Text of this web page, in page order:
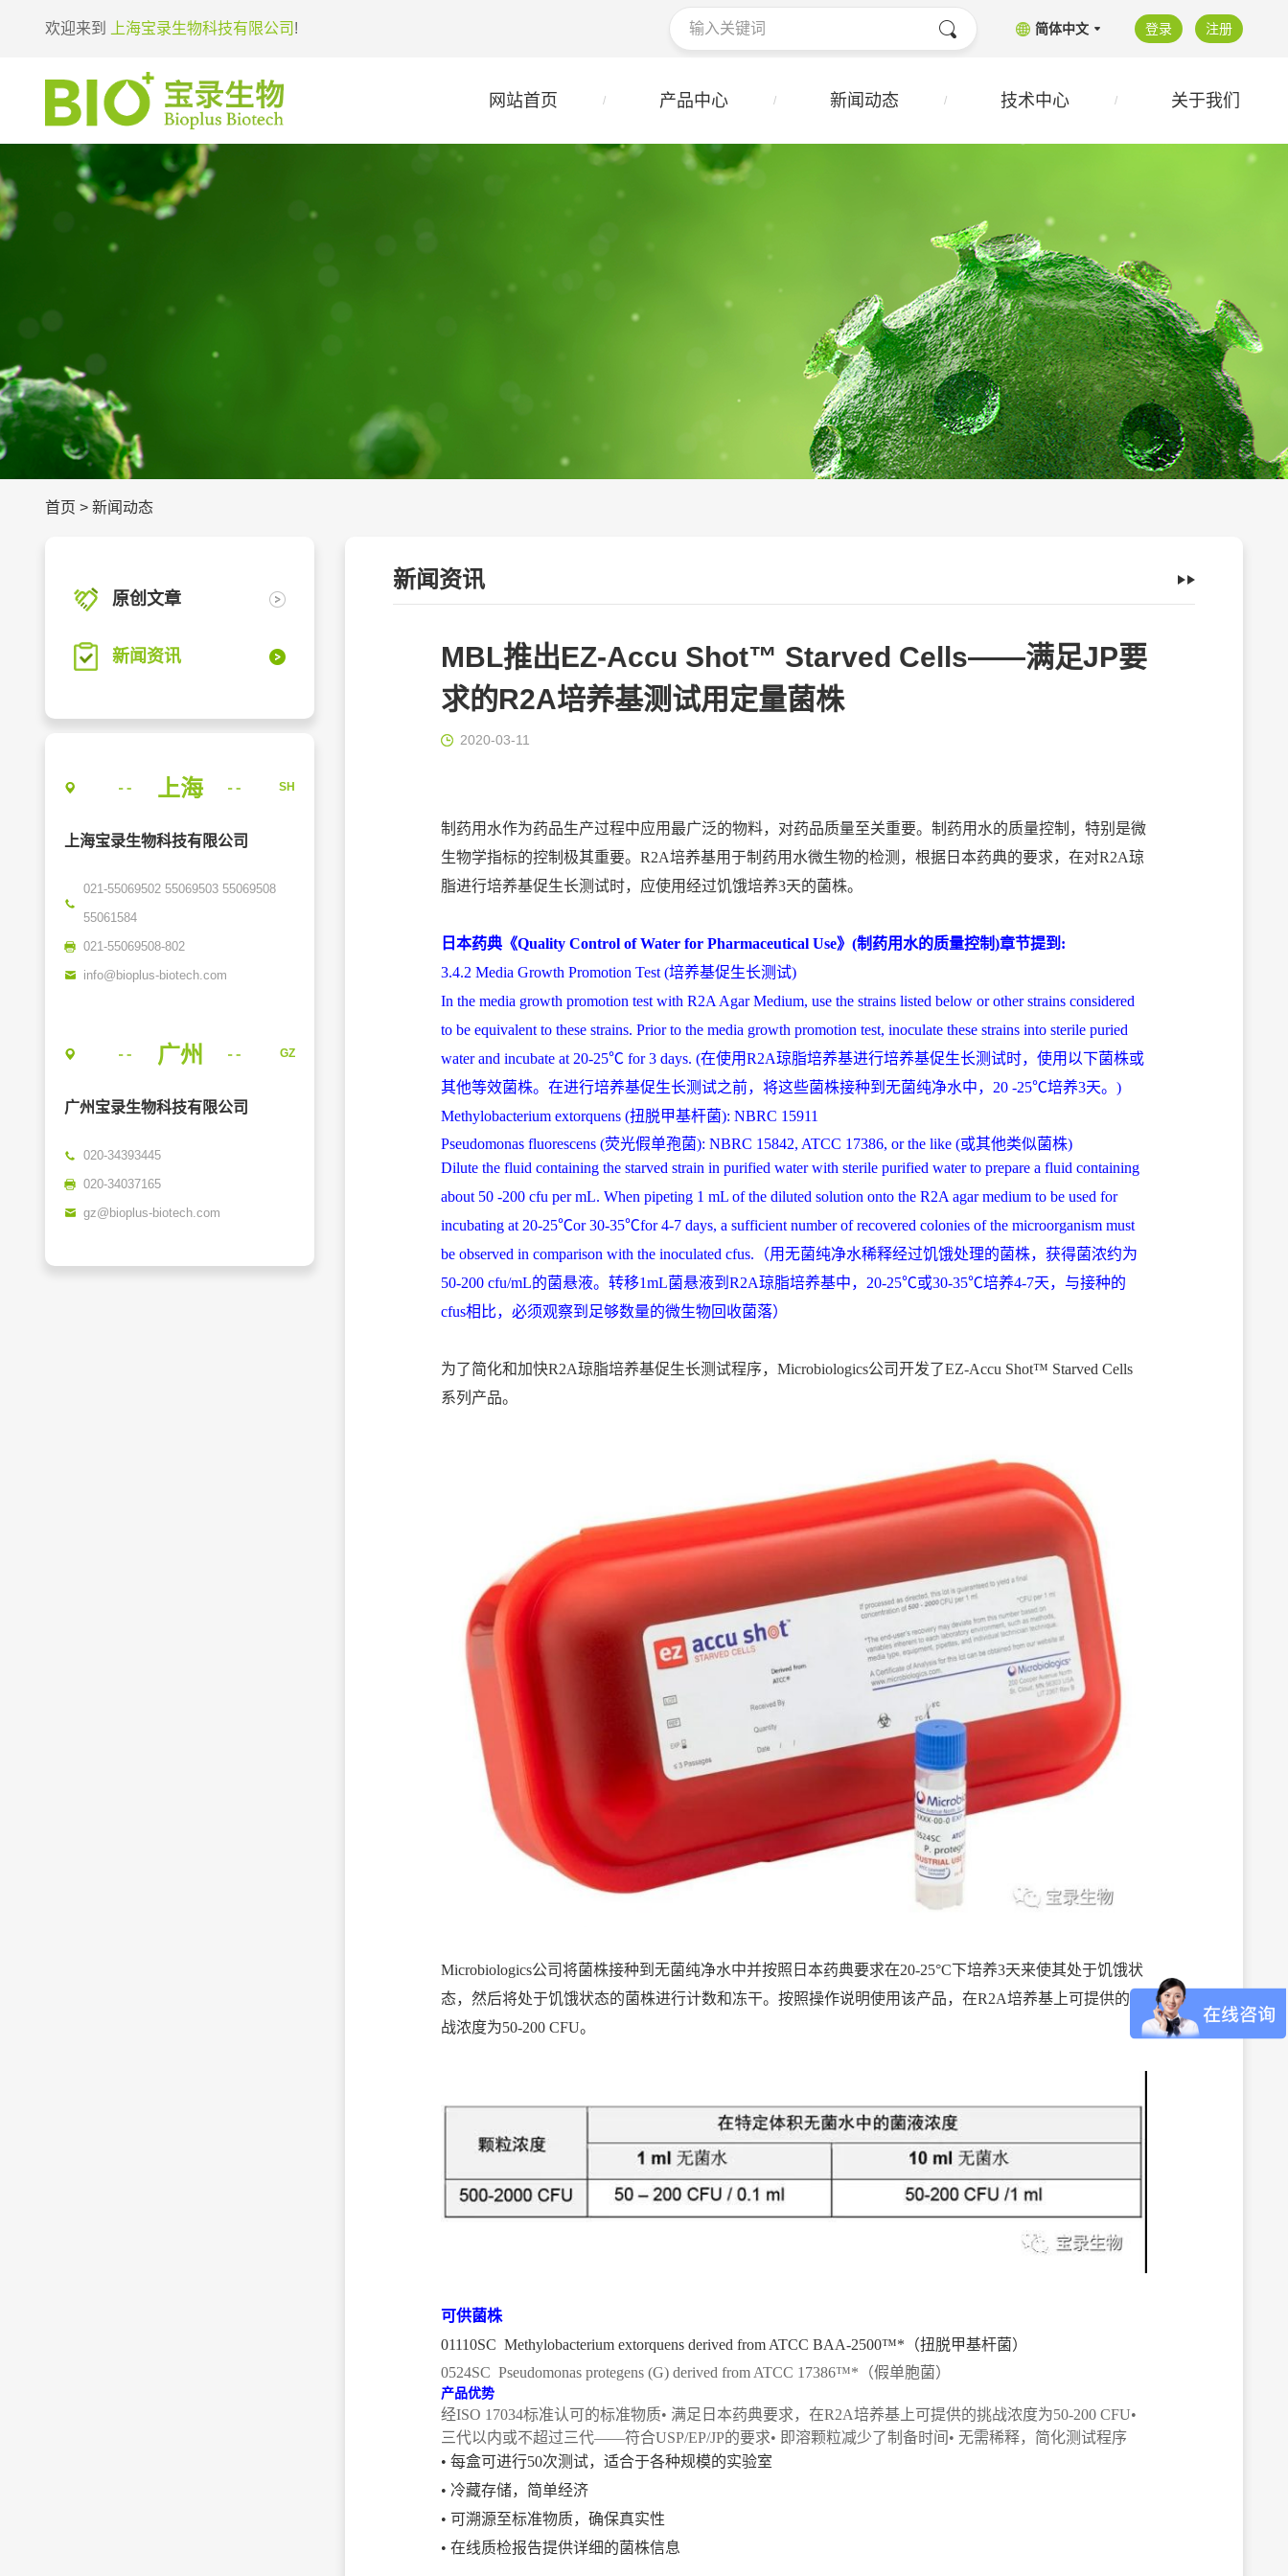
欢迎来到 上海宝录生物科技有限公司 ! 简体中文 登录 注册
网站首页 产品中心 新闻动态 技术中心 关于我们
首页 > 新闻动态
原创文章
新闻资讯
上海 SH
上海宝录生物科技有限公司
021-55069502 55069503 55069508
55061584
021-55069508-802
info@bioplus-biotech.com
广州 GZ
广州宝录生物科技有限公司
020-34393445
020-34037165
gz@bioplus-biotech.com
新闻资讯
MBL推出EZ-Accu Shot™ Starved Cells——满足JP要
求的R2A培养基测试用定量菌株
2020-03-11
制药用水作为药品生产过程中应用最广泛的物料，对药品质量至关重要。制药用水的质量控制，特别是微
生物学指标的控制极其重要。R2A培养基用于制药用水微生物的检测，根据日本药典的要求，在对R2A琼
脂进行培养基促生长测试时，应使用经过饥饿培养3天的菌株。
日本药典《Quality Control of Water for Pharmaceutical Use》(制药用水的质量控制)章节提到:
3.4.2 Media Growth Promotion Test (培养基促生长测试)
In the media growth promotion test with R2A Agar Medium, use the strains listed below or other strains considered
to be equivalent to these strains. Prior to the media growth promotion test, inoculate these strains into sterile puried
water and incubate at 20-25℃ for 3 days. (在使用R2A琼脂培养基进行培养基促生长测试时，使用以下菌株或
其他等效菌株。在进行培养基促生长测试之前，将这些菌株接种到无菌纯净水中，20 -25℃培养3天。)
Methylobacterium extorquens (扭脱甲基杆菌): NBRC 15911
Pseudomonas fluorescens (荧光假单孢菌): NBRC 15842, ATCC 17386, or the like (或其他类似菌株)
Dilute the fluid containing the starved strain in purified water with sterile purified water to prepare a fluid containing
about 50 -200 cfu per mL. When pipeting 1 mL of the diluted solution onto the R2A agar medium to be used for
incubating at 20-25℃or 30-35℃for 4-7 days, a sufficient number of recovered colonies of the microorganism must
be observed in comparison with the inoculated cfus.（用无菌纯净水稀释经过饥饿处理的菌株，获得菌浓约为
50-200 cfu/mL的菌悬液。转移1mL菌悬液到R2A琼脂培养基中，20-25℃或30-35℃培养4-7天，与接种的
cfus相比，必须观察到足够数量的微生物回收菌落）
为了简化和加快R2A琼脂培养基促生长测试程序，Microbiologics公司开发了EZ-Accu Shot™ Starved Cells
系列产品。
Microbiologics公司将菌株接种到无菌纯净水中并按照日本药典要求在20-25°C下培养3天来使其处于饥饿状
态，然后将处于饥饿状态的菌株进行计数和冻干。按照操作说明使用该产品，在R2A培养基上可提供的挑
战浓度为50-200 CFU。
可供菌株
01110SC Methylobacterium extorquens derived from ATCC BAA-2500™*（扭脱甲基杆菌）
0524SC Pseudomonas protegens(G) derived from ATCC 17386™*（假单胞菌）
产品优势
经ISO 17034标准认可的标准物质• 满足日本药典要求，在R2A培养基上可提供的挑战浓度为50-200 CFU•
三代以内或不超过三代——符合USP/EP/JP的要求• 即溶颗粒减少了制备时间 • 无需稀释，简化测试程序
• 每盒可进行50次测试，适合于各种规模的实验室
• 冷藏存储，简单经济
• 可溯源至标准物质，确保真实性
• 在线质检报告提供详细的菌株信息